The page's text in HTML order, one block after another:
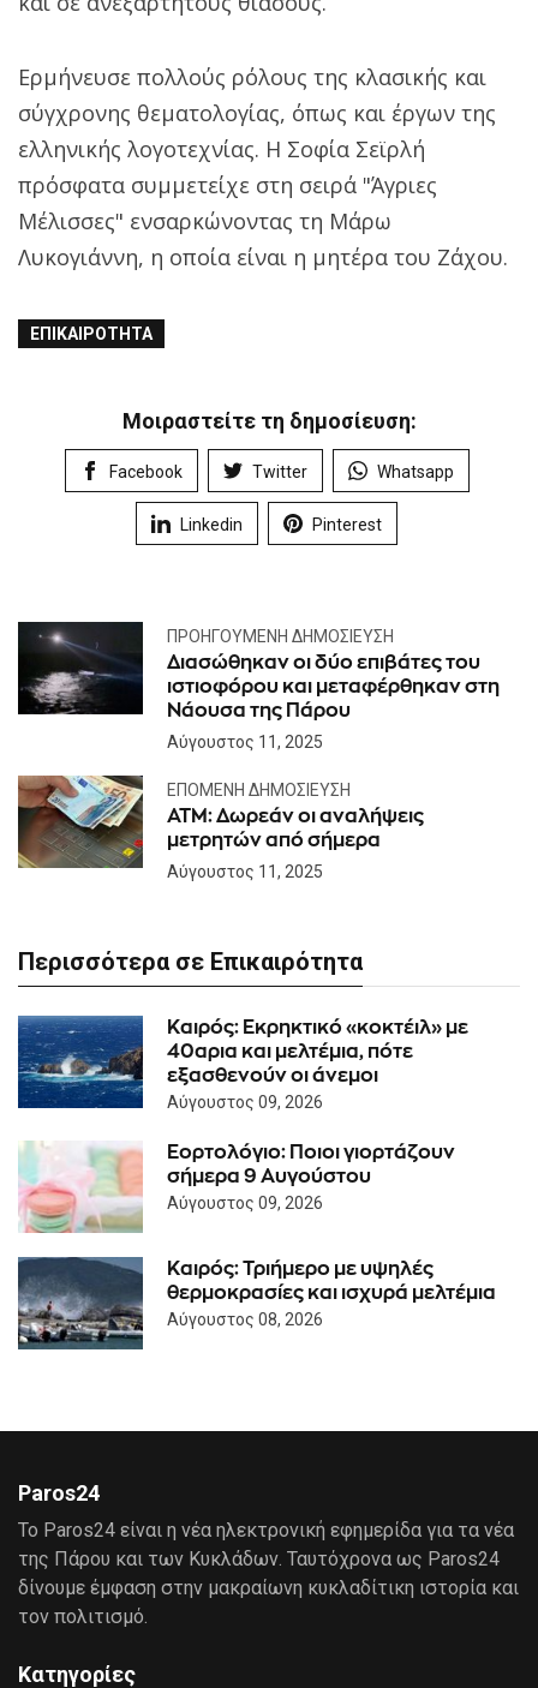
Ερμήνευσε πολλούς ρόλους της κλασικής και
σύγχρονης θεματολογίας, όπως και έργων της
ελληνικής λογοτεχνίας. Η Σοφία Σεϊρλή
πρόσφατα συμμετείχε στη σειρά "Άγριες
Μέλισσες" ενσαρκώνοντας τη Μάρω
Λυκογιάννη, η οποία είναι η μητέρα του Ζάχου.
ΕΠΙΚΑΙΡΌΤΗΤΑ
Μοιραστείτε τη δημοσίευση:
Facebook Twitter Whatsapp
Linkedin Pinterest
ΠΡΟΗΓΟΎΜΕΝΗ ΔΗΜΟΣΊΕΥΣΗ
Διασώθηκαν οι δύο επιβάτες του
ιστιοφόρου και μεταφέρθηκαν στη
Νάουσα της Πάρου
Αύγουστος 11, 2025
ΕΠΌΜΕΝΗ ΔΗΜΟΣΊΕΥΣΗ
ΑΤΜ: Δωρεάν οι αναλήψεις
μετρητών από σήμερα
Αύγουστος 11, 2025
Περισσότερα σε Επικαιρότητα
Καιρός: Eκρηκτικό «κοκτέιλ» με
40αρια και μελτέμια, πότε
εξασθενούν οι άνεμοι
Αύγουστος 09, 2026
Εορτολόγιο: Ποιοι γιορτάζουν
σήμερα 9 Αυγούστου
Αύγουστος 09, 2026
Καιρός: Τριήμερο με υψηλές
θερμοκρασίες και ισχυρά μελτέμια
Αύγουστος 08, 2026
Paros24
Το Paros24 είναι η νέα ηλεκτρονική εφημερίδα για τα νέα
της Πάρου και των Κυκλάδων. Ταυτόχρονα ως Paros24
δίνουμε έμφαση στην μακραίωνη κυκλαδίτικη ιστορία και
τον πολιτισμό.
Κατηγορίες